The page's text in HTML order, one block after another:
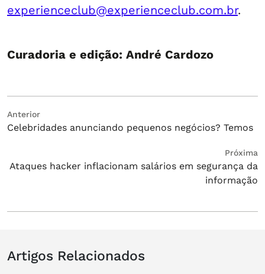
experienceclub@experienceclub.com.br.
Curadoria e edição: André Cardozo
Navegação
de
Anterior
Post
anterior:
Celebridades anunciando pequenos negócios? Temos
Próxima
post:
Ataques hacker inflacionam salários em segurança da
informação
Artigos Relacionados